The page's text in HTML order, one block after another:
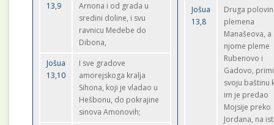
13,9
Arnona i od grada u
sredini doline, i svu
ravnicu Medebe do
Dibona,
Jošua
13,10
I sve gradove
amorejskoga kralja
Sihona, koji je vladao u
Hešbonu, do pokrajine
sinova Amonovih;
Jošua
13,8
Druga
plemena
Manašeova, a
njome pleme
Rubenovo i
Gadovo,
svoju baštinu
im je predao
Mojsije preko
Jordana, na